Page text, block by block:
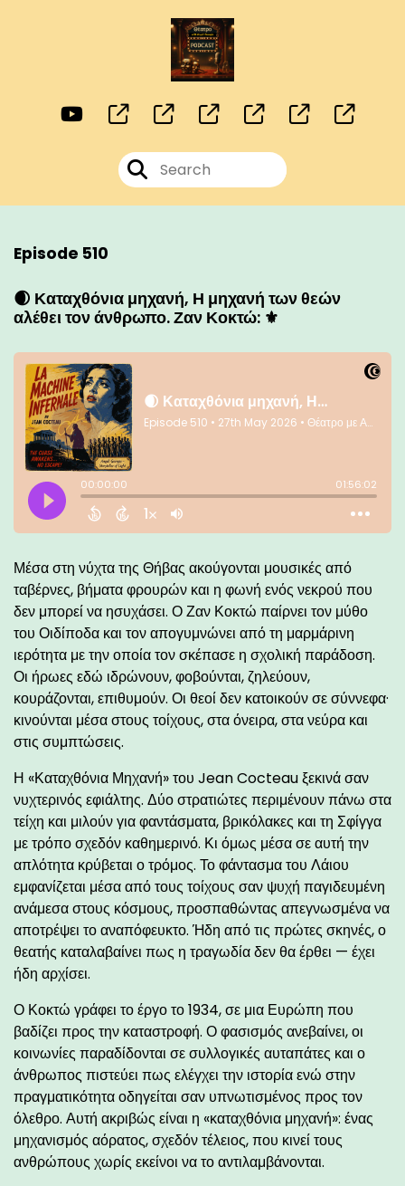
Episode 510
🌒 Καταχθόνια μηχανή, Η μηχανή των θεών
αλέθει τον άνθρωπο. Ζαν Κοκτώ: ⚜️
Μέσα στη νύχτα της Θήβας ακούγονται μουσικές από
ταβέρνες, βήματα φρουρών και η φωνή ενός νεκρού που
δεν μπορεί να ησυχάσει. Ο Ζαν Κοκτώ παίρνει τον μύθο
του Οιδίποδα και τον απογυμνώνει από τη μαρμάρινη
ιερότητα με την οποία τον σκέπασε η σχολική παράδοση.
Οι ήρωες εδώ ιδρώνουν, φοβούνται, ζηλεύουν,
κουράζονται, επιθυμούν. Οι θεοί δεν κατοικούν σε σύννεφα·
κινούνται μέσα στους τοίχους, στα όνειρα, στα νεύρα και
στις συμπτώσεις.
Η «Καταχθόνια Μηχανή» του Jean Cocteau ξεκινά σαν
νυχτερινός εφιάλτης. Δύο στρατιώτες περιμένουν πάνω στα
τείχη και μιλούν για φαντάσματα, βρικόλακες και τη Σφίγγα
με τρόπο σχεδόν καθημερινό. Κι όμως μέσα σε αυτή την
απλότητα κρύβεται ο τρόμος. Το φάντασμα του Λάιου
εμφανίζεται μέσα από τους τοίχους σαν ψυχή παγιδευμένη
ανάμεσα στους κόσμους, προσπαθώντας απεγνωσμένα να
αποτρέψει το αναπόφευκτο. Ήδη από τις πρώτες σκηνές, ο
θεατής καταλαβαίνει πως η τραγωδία δεν θα έρθει — έχει
ήδη αρχίσει.
Ο Κοκτώ γράφει το έργο το 1934, σε μια Ευρώπη που
βαδίζει προς την καταστροφή. Ο φασισμός ανεβαίνει, οι
κοινωνίες παραδίδονται σε συλλογικές αυταπάτες και ο
άνθρωπος πιστεύει πως ελέγχει την ιστορία ενώ στην
πραγματικότητα οδηγείται σαν υπνωτισμένος προς τον
όλεθρο. Αυτή ακριβώς είναι η «καταχθόνια μηχανή»: ένας
μηχανισμός αόρατος, σχεδόν τέλειος, που κινεί τους
ανθρώπους χωρίς εκείνοι να το αντιλαμβάνονται.